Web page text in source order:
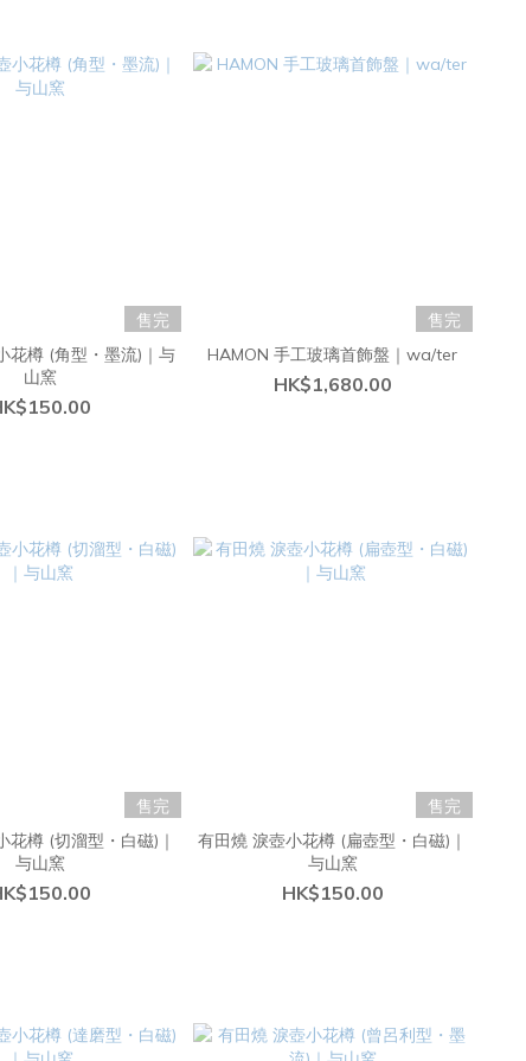
售完
花樽 (角型・墨流)｜与
山窯
售完
HAMON 手工玻璃首飾盤｜wa/ter
HK$1,680.00
售完
花樽 (切溜型・白磁)｜
与山窯
售完
有田燒 淚壺小花樽 (扁壺型・白磁)｜
与山窯
HK$150.00